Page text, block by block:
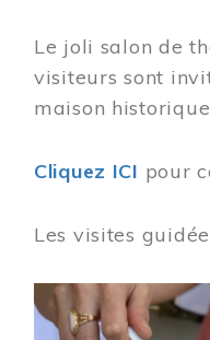
Le joli salon de
visiteurs sont
maison
Cliquez ICI pour
Les visites
Image